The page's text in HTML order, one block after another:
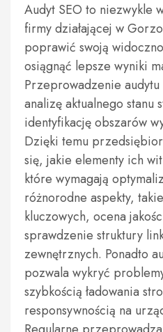
Audyt SEO to niezwykle
firmy działającej w
poprawić swoją
osiągnąć lepsze wyniki
Przeprowadzenie audytu
analizę aktualnego stanu
identyfikację obszarów
Dzięki temu
się, jakie elementy ich
które wymagają
różnorodne aspekty,
kluczowych, ocena
sprawdzenie struktury
zewnętrznych. Ponadto
pozwala wykryć
szybkością ładowania
responsywnością na